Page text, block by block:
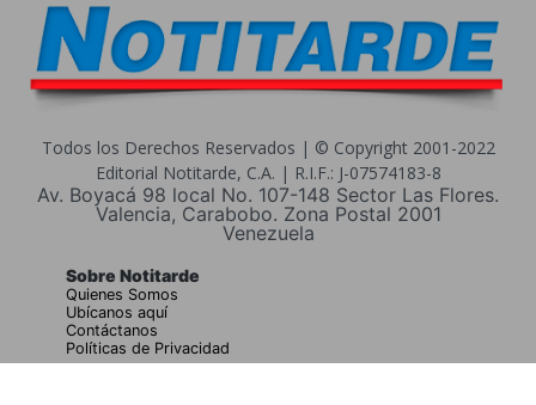
Todos los Derechos Reservados | © Copyright 2001-2022
Editorial Notitarde, C.A. | R.I.F.: J-07574183-8
Av. Boyacá 98 local No. 107-148 Sector Las Flores.
Valencia, Carabobo. Zona Postal 2001
Venezuela
Sobre Notitarde
Quienes Somos
Ubícanos aquí
Contáctanos
Políticas de Privacidad